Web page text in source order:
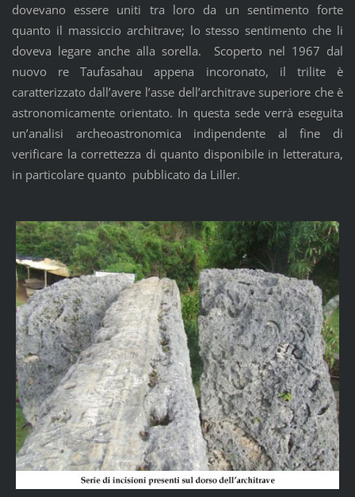
dovevano essere uniti tra loro da un sentimento forte
quanto il massiccio architrave; lo stesso sentimento che li
doveva legare anche alla sorella. Scoperto nel 1967 dal
nuovo re Taufasahau appena incoronato, il trilite è
caratterizzato dall’avere l’asse dell’architrave superiore che è
astronomicamente orientato. In questa sede verrà eseguita
un’analisi archeoastronomica indipendente al fine di
verificare la correttezza di quanto disponibile in letteratura,
in particolare quanto pubblicato da Liller.